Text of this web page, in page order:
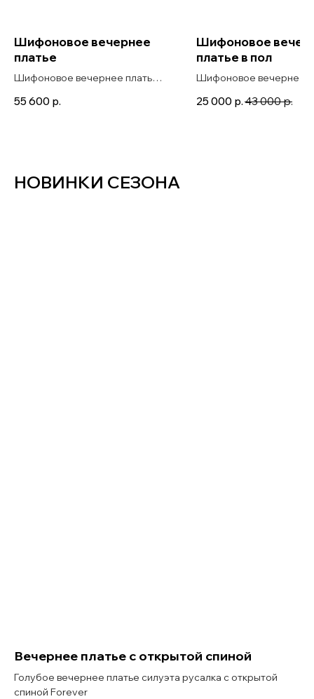
Шифоновое вечернее
платье
Шифоновое вечернее платье
макси с разрезом Kam лазурь
55 600 р.
Шифоновое
платье в пол
Шифоновое вечернее
образным вырезом
25 000 р. 43 000 р.
НОВИНКИ СЕЗОНА
Вечернее платье с открытой спиной
Голубое вечернее платье силуэта русалка с открытой
спиной Forever